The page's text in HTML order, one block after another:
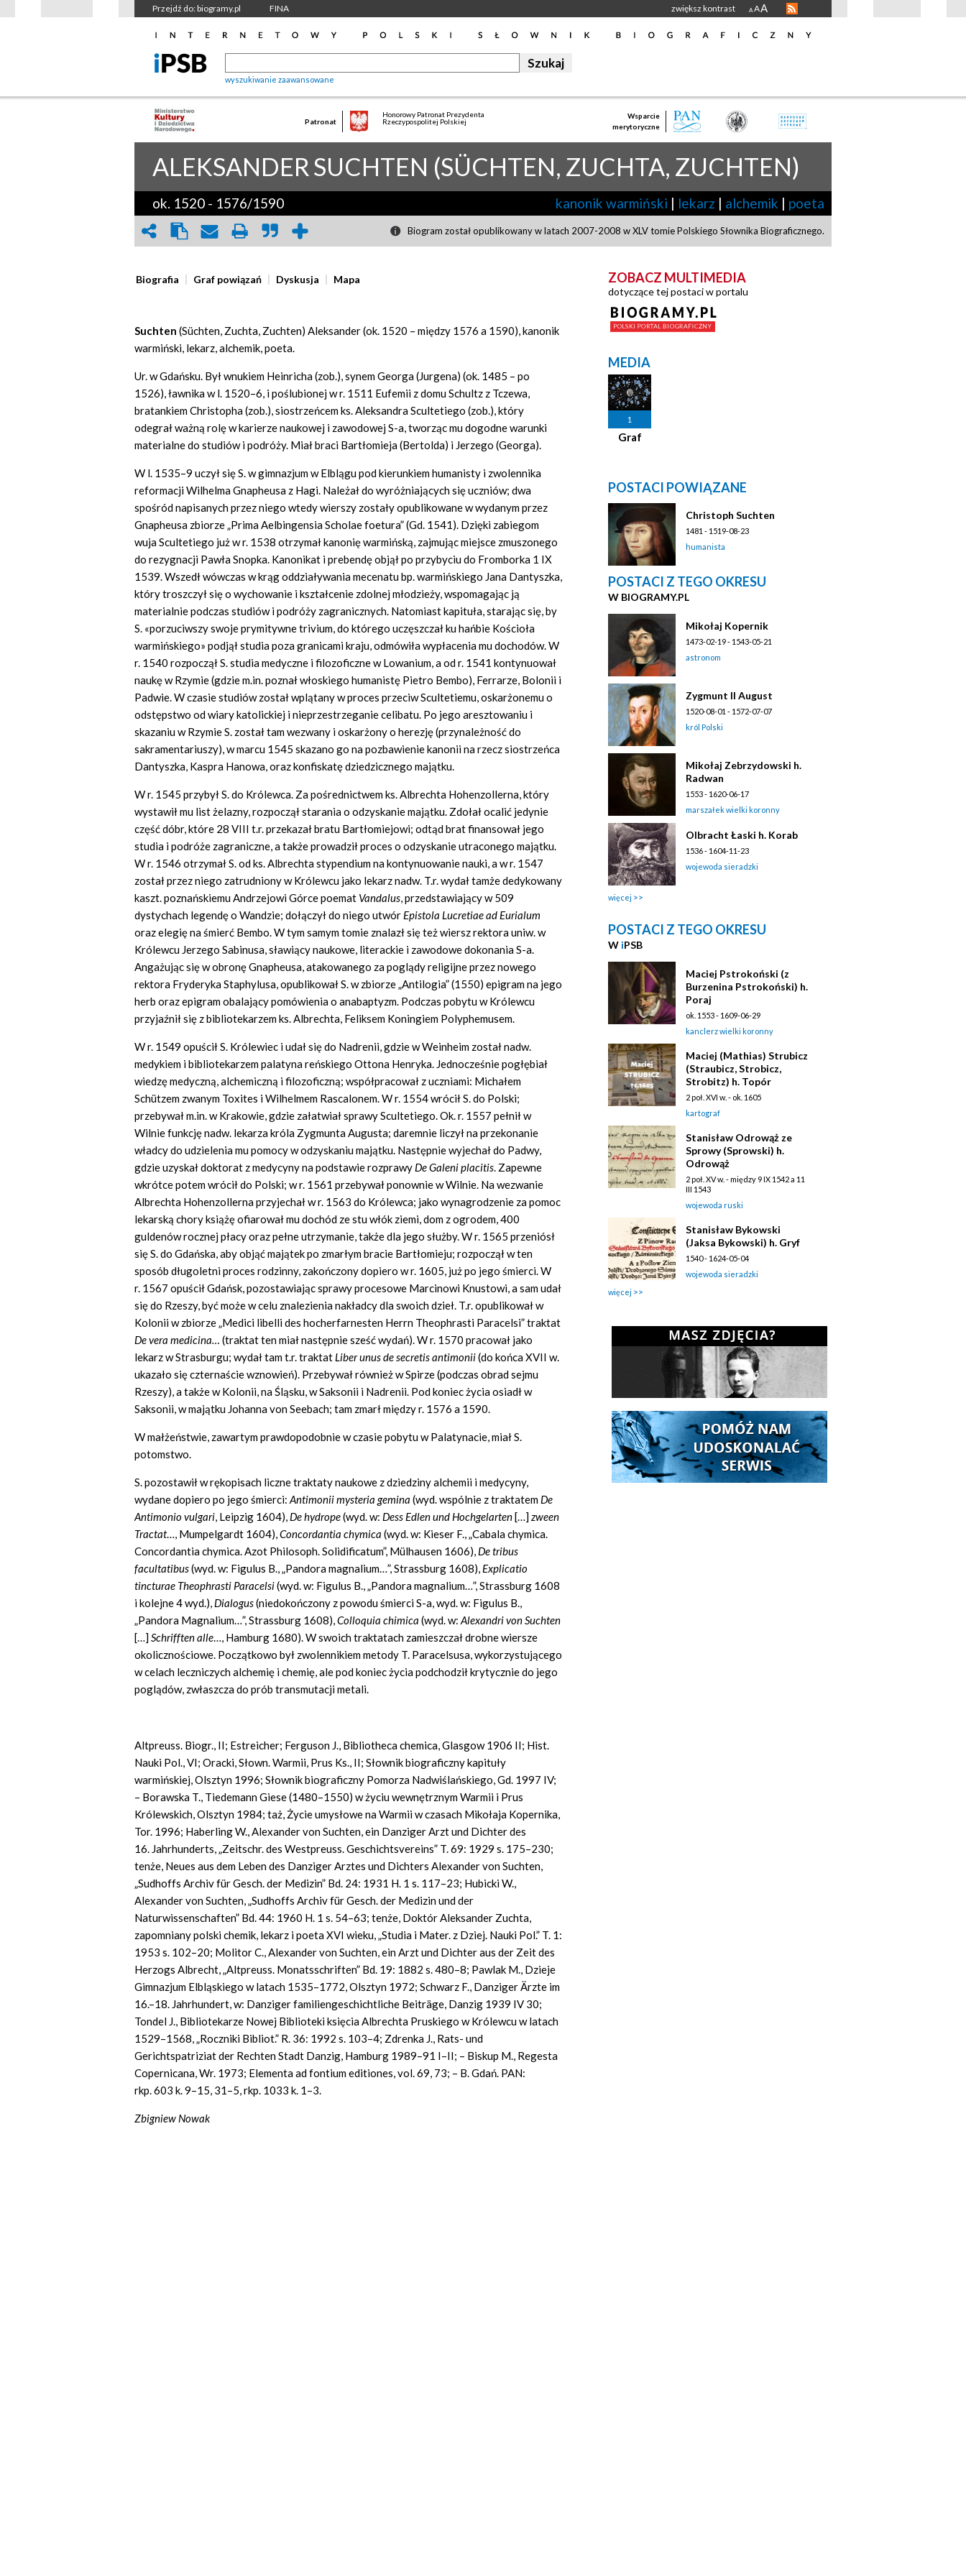
Przejdź do: biogramy.pl FINA zwiększ kontrast A AA
wyszukiwanie zaawansowane
Patronat
Honorowy Patronat Prezydenta
Rzeczypospolitej Polskiej
Wsparcie
merytoryczne
ALEKSANDERSUCHTEN (SÜCHTEN, ZUCHTA, ZUCHTEN)
ok. 1520 - 1576/1590 kanonik warmiński | lekarz | alchemik | poeta
Biogram został opublikowany w latach 2007-2008 w XLV tomie Polskiego Słownika Biograficznego.
Biografia Graf powiązań Dyskusja Mapa
Suchten (Süchten, Zuchta, Zuchten) Aleksander (ok. 1520 – między 1576 a 1590), kanonik
warmiński, lekarz, alchemik, poeta.
Ur. w Gdańsku. Był wnukiem Heinricha (zob.), synem Georga (Jurgena) (ok. 1485 – po
1526), ławnika w l. 1520–6, i poślubionej w r. 1511 Eufemii z domu Schultz z Tczewa,
bratankiem Christopha (zob.), siostrzeńcem ks. Aleksandra Scultetiego (zob.), który
odegrał ważną rolę w karierze naukowej i zawodowej S-a, tworząc mu dogodne warunki
materialne do studiów i podróży. Miał braci Bartłomieja (Bertolda) i Jerzego (Georga).
W l. 1535–9 uczył się S. w gimnazjum w Elblągu pod kierunkiem humanisty i zwolennika
reformacji Wilhelma Gnapheusa z Hagi. Należał do wyróżniających się uczniów; dwa
spośród napisanych przez niego wtedy wierszy zostały opublikowane w wydanym przez
Gnapheusa zbiorze „Prima Aelbingensia Scholae foetura” (Gd. 1541). Dzięki zabiegom
wuja Scultetiego już w r. 1538 otrzymał kanonię warmińską, zajmując miejsce zmuszonego
do rezygnacji Pawła Snopka. Kanonikat i prebendę objął po przybyciu do Fromborka 1 IX
1539. Wszedł wówczas w krąg oddziaływania mecenatu bp. warmińskiego Jana Dantyszka,
który troszczył się o wychowanie i kształcenie zdolnej młodzieży, wspomagając ją
materialnie podczas studiów i podróży zagranicznych. Natomiast kapituła, starając się, by
S. «porzuciwszy swoje prymitywne trivium, do którego uczęszczał ku hańbie Kościoła
warmińskiego» podjął studia poza granicami kraju, odmówiła wypłacenia mu dochodów. W
r. 1540 rozpoczął S. studia medyczne i filozoficzne w Lowanium, a od r. 1541 kontynuował
naukę w Rzymie (gdzie m.in. poznał włoskiego humanistę Pietro Bembo), Ferrarze, Bolonii i
Padwie. W czasie studiów został wplątany w proces przeciw Scultetiemu, oskarżonemu o
odstępstwo od wiary katolickiej i nieprzestrzeganie celibatu. Po jego aresztowaniu i
skazaniu w Rzymie S. został tam wezwany i oskarżony o herezję (przynależność do
sakramentariuszy), w marcu 1545 skazano go na pozbawienie kanonii na rzecz siostrzeńca
Dantyszka, Kaspra Hanowa, oraz konfiskatę dziedzicznego majątku.
W r. 1545 przybył S. do Królewca. Za pośrednictwem ks. Albrechta Hohenzollerna, który
wystawił mu list żelazny, rozpoczął starania o odzyskanie majątku. Zdołał ocalić jedynie
część dóbr, które 28 VIII t.r. przekazał bratu Bartłomiejowi; odtąd brat finansował jego
studia i podróże zagraniczne, a także prowadził proces o odzyskanie utraconego majątku.
W r. 1546 otrzymał S. od ks. Albrechta stypendium na kontynuowanie nauki, a w r. 1547
został przez niego zatrudniony w Królewcu jako lekarz nadw. T.r. wydał tamże dedykowany
kaszt. poznańskiemu Andrzejowi Górce poemat Vandalus, przedstawiający w 509
dystychach legendę o Wandzie; dołączył do niego utwór Epistola Lucretiae ad Eurialum
oraz elegię na śmierć Bembo. W tym samym tomie znalazł się też wiersz rektora uniw. w
Królewcu Jerzego Sabinusa, sławiący naukowe, literackie i zawodowe dokonania S-a.
Angażując się w obronę Gnapheusa, atakowanego za poglądy religijne przez nowego
rektora Fryderyka Staphylusa, opublikował S. w zbiorze „Antilogia” (1550) epigram na jego
herb oraz epigram obalający pomówienia o anabaptyzm. Podczas pobytu w Królewcu
przyjaźnił się z bibliotekarzem ks. Albrechta, Feliksem Koningiem Polyphemusem.
W r. 1549 opuścił S. Królewiec i udał się do Nadrenii, gdzie w Weinheim został nadw.
medykiem i bibliotekarzem palatyna reńskiego Ottona Henryka. Jednocześnie pogłębiał
wiedzę medyczną, alchemiczną i filozoficzną; współpracował z uczniami: Michałem
Schützem zwanym Toxites i Wilhelmem Rascalonem. W r. 1554 wrócił S. do Polski;
przebywał m.in. w Krakowie, gdzie załatwiał sprawy Scultetiego. Ok. r. 1557 pełnił w
Wilnie funkcję nadw. lekarza króla Zygmunta Augusta; daremnie liczył na przekonanie
władcy do udzielenia mu pomocy w odzyskaniu majątku. Następnie wyjechał do Padwy,
gdzie uzyskał doktorat z medycyny na podstawie rozprawy De Galeni placitis. Zapewne
wkrótce potem wrócił do Polski; w r. 1561 przebywał ponownie w Wilnie. Na wezwanie
Albrechta Hohenzollerna przyjechał w r. 1563 do Królewca; jako wynagrodzenie za pomoc
lekarską chory książę ofiarował mu dochód ze stu włók ziemi, dom z ogrodem, 400
guldenów rocznej płacy oraz pełne utrzymanie, także dla jego służby. W r. 1565 przeniósł
się S. do Gdańska, aby objąć majątek po zmarłym bracie Bartłomieju; rozpoczął w ten
sposób długoletni proces rodzinny, zakończony dopiero w r. 1605, już po jego śmierci. W
r. 1567 opuścił Gdańsk, pozostawiając sprawy procesowe Marcinowi Knustowi, a sam udał
się do Rzeszy, być może w celu znalezienia nakładcy dla swoich dzieł. T.r. opublikował w
Kolonii w zbiorze „Medici libelli des hocherfarnesten Herrn Theophrasti Paracelsi” traktat
De vera medicina… (traktat ten miał następnie sześć wydań). W r. 1570 pracował jako
lekarz w Strasburgu; wydał tam t.r. traktat Liber unus de secretis antimonii(do końca XVII w.
ukazało się czternaście wznowień). Przebywał również w Spirze (podczas obrad sejmu
Rzeszy), a także w Kolonii, na Śląsku, w Saksonii i Nadrenii. Pod koniec życia osiadł w
Saksonii, w majątku Johanna von Seebach; tam zmarł między r. 1576 a 1590.
W małżeństwie, zawartym prawdopodobnie w czasie pobytu w Palatynacie, miał S.
potomstwo.
S. pozostawił w rękopisach liczne traktaty naukowe z dziedziny alchemii i medycyny,
wydane dopiero po jego śmierci: Antimonii mysteria gemina (wyd. wspólnie z traktatem De
Antimonio vulgari, Leipzig 1604), De hydrope(wyd. w: Dess Edlen und Hochgelarten[…]zween
Tractat…, Mumpelgardt 1604),Concordantia chymica (wyd. w: Kieser F., „Cabala chymica.
Concordantia chymica. Azot Philosoph. Solidificatum”, Mülhausen 1606), De tribus
facultatibus(wyd. w: Figulus B., „Pandora magnalium…”, Strassburg 1608), Explicatio
tincturae Theophrasti Paracelsi(wyd. w: Figulus B., „Pandora magnalium…”, Strassburg 1608
i kolejne 4 wyd.), Dialogus(niedokończony z powodu śmierci S-a, wyd. w: Figulus B.,
„Pandora Magnalium…”, Strassburg 1608),Colloquia chimica (wyd. w: Alexandrivon Suchten
[…]Schrifften alle…, Hamburg 1680). W swoich traktatach zamieszczał drobne wiersze
okolicznościowe. Początkowo był zwolennikiem metody T. Paracelsusa, wykorzystującego
w celach leczniczych alchemię i chemię, ale pod koniec życia podchodził krytycznie do jego
poglądów, zwłaszcza do prób transmutacji metali.
Altpreuss. Biogr., II; Estreicher; Ferguson J., Bibliotheca chemica, Glasgow 1906 II; Hist.
Nauki Pol., VI; Oracki, Słown. Warmii, Prus Ks., II; Słownik biograficzny kapituły
warmińskiej, Olsztyn 1996; Słownik biograficzny Pomorza Nadwiślańskiego, Gd. 1997 IV;
– Borawska T., Tiedemann Giese (1480–1550) w życiu wewnętrznym Warmii i Prus
Królewskich, Olsztyn 1984; taż, Życie umysłowe na Warmii w czasach Mikołaja Kopernika,
Tor. 1996; Haberling W., Alexander von Suchten, ein Danziger Arzt und Dichter des
16. Jahrhunderts, „Zeitschr. des Westpreuss. Geschichtsvereins” T. 69: 1929 s. 175–230;
tenże, Neues aus dem Leben des Danziger Arztes und Dichters Alexander von Suchten,
„Sudhoffs Archiv für Gesch. der Medizin” Bd. 24: 1931 H. 1 s. 117–23; Hubicki W.,
Alexander von Suchten, „Sudhoffs Archiv für Gesch. der Medizin und der
Naturwissenschaften” Bd. 44: 1960 H. 1 s. 54–63; tenże, Doktór Aleksander Zuchta,
zapomniany polski chemik, lekarz i poeta XVI wieku, „Studia i Mater. z Dziej. Nauki Pol.” T. 1:
1953 s. 102–20; Molitor C., Alexander von Suchten, ein Arzt und Dichter aus der Zeit des
Herzogs Albrecht, „Altpreuss. Monatsschriften” Bd. 19: 1882 s. 480–8; Pawlak M., Dzieje
Gimnazjum Elbląskiego w latach 1535–1772, Olsztyn 1972; Schwarz F., Danziger Ärzte im
16.–18. Jahrhundert, w: Danziger familiengeschichtliche Beiträge, Danzig 1939 IV 30;
Tondel J., Bibliotekarze Nowej Biblioteki księcia Albrechta Pruskiego w Królewcu w latach
1529–1568, „Roczniki Bibliot.” R. 36: 1992 s. 103–4; Zdrenka J., Rats- und
Gerichtspatriziat der Rechten Stadt Danzig, Hamburg 1989–91 I–II; – Biskup M., Regesta
Copernicana, Wr. 1973; Elementa ad fontium editiones, vol. 69, 73; – B. Gdań. PAN:
rkp. 603 k. 9–15, 31–5, rkp. 1033 k. 1–3.
Zbigniew Nowak
ZOBACZ MULTIMEDIA
dotyczące tej postaci w portalu
MEDIA
1
Graf
POSTACI POWIĄZANE
Christoph Suchten
1481 - 1519-08-23
humanista
POSTACI Z TEGO OKRESU
W BIOGRAMY.PL
Mikołaj Kopernik
1473-02-19 - 1543-05-21
astronom
Zygmunt II August
1520-08-01 - 1572-07-07
król Polski
Mikołaj Zebrzydowski h.
Radwan
1553 - 1620-06-17
marszałek wielki koronny
Olbracht Łaski h. Korab
1536 - 1604-11-23
wojewoda sieradzki
więcej
POSTACI Z TEGO OKRESU
W iPSB
Maciej Pstrokoński (z
Burzenina Pstrokoński) h.
Poraj
ok. 1553 - 1609-06-29
kanclerz wielki koronny
Maciej (Mathias) Strubicz
(Straubicz, Strobicz,
Strobitz) h. Topór
2 poł. XVI w. - ok. 1605
kartograf
Stanisław Odrowąż ze
Sprowy (Sprowski) h.
Odrowąż
2 poł. XV w. - między 9 IX 1542 a 11
III 1543
wojewoda ruski
Stanisław Bykowski
(Jaksa Bykowski) h. Gryf
1540 - 1624-05-04
wojewoda sieradzki
więcej